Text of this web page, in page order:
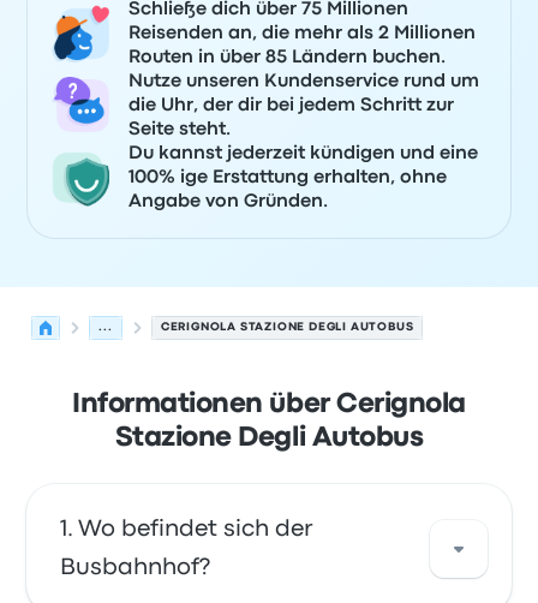
Schließe dich über 75 Millionen
Reisenden an, die mehr als 2 Millionen
Routen in über 85 Ländern buchen.
Nutze unseren Kundenservice rund um
die Uhr, der dir bei jedem Schritt zur
Seite steht.
Du kannst jederzeit kündigen und eine
100% ige Erstattung erhalten, ohne
Angabe von Gründen.
... CERIGNOLA STAZIONE DEGLI AUTOBUS
Informationen über Cerignola
Stazione Degli Autobus
Wo befindet sich der
Busbahnhof?